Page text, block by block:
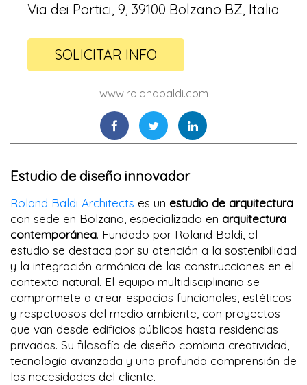
Via dei Portici, 9, 39100 Bolzano BZ, Italia
SOLICITAR INFO
www.rolandbaldi.com
Estudio de diseño innovador
Roland Baldi Architects es un estudio de arquitectura
con sede en Bolzano, especializado en arquitectura
contemporánea. Fundado por Roland Baldi, el
estudio se destaca por su atención a la sostenibilidad
y la integración armónica de las construcciones en el
contexto natural. El equipo multidisciplinario se
compromete a crear espacios funcionales, estéticos
y respetuosos del medio ambiente, con proyectos
que van desde edificios públicos hasta residencias
privadas. Su filosofía de diseño combina creatividad,
tecnología avanzada y una profunda comprensión de
las necesidades del cliente.